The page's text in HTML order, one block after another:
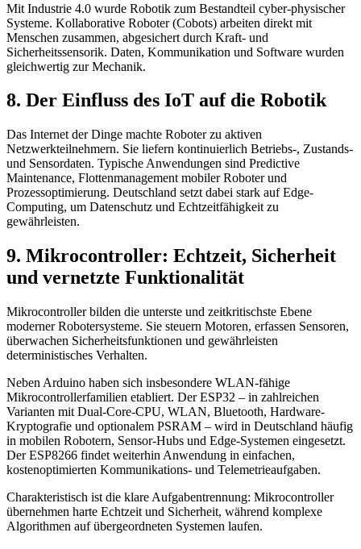
Mit Industrie 4.0 wurde Robotik zum Bestandteil cyber-physischer
Systeme. Kollaborative Roboter (Cobots) arbeiten direkt mit
Menschen zusammen, abgesichert durch Kraft- und
Sicherheitssensorik. Daten, Kommunikation und Software wurden
gleichwertig zur Mechanik.
8. Der Einfluss des IoT auf die Robotik
Das Internet der Dinge machte Roboter zu aktiven
Netzwerkteilnehmern. Sie liefern kontinuierlich Betriebs-, Zustands-
und Sensordaten. Typische Anwendungen sind Predictive
Maintenance, Flottenmanagement mobiler Roboter und
Prozessoptimierung. Deutschland setzt dabei stark auf Edge-
Computing, um Datenschutz und Echtzeitfähigkeit zu
gewährleisten.
9. Mikrocontroller: Echtzeit, Sicherheit
und vernetzte Funktionalität
Mikrocontroller bilden die unterste und zeitkritischste Ebene
moderner Robotersysteme. Sie steuern Motoren, erfassen Sensoren,
überwachen Sicherheitsfunktionen und gewährleisten
deterministisches Verhalten.
Neben Arduino haben sich insbesondere WLAN-fähige
Mikrocontrollerfamilien etabliert. DerESP32 – in zahlreichen
Varianten mit Dual-Core-CPU, WLAN, Bluetooth, Hardware-
Kryptografie und optionalem PSRAM – wird in Deutschland häufig
in mobilen Robotern, Sensor-Hubs und Edge-Systemen eingesetzt.
DerESP8266 findet weiterhin Anwendung in einfachen,
kostenoptimierten Kommunikations- und Telemetrieaufgaben.
Charakteristisch ist die klare Aufgabentrennung: Mikrocontroller
übernehmen harte Echtzeit und Sicherheit, während komplexe
Algorithmen auf übergeordneten Systemen laufen.